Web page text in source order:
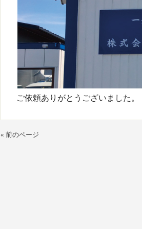
ご依頼ありがとうございました。
« 前のページ